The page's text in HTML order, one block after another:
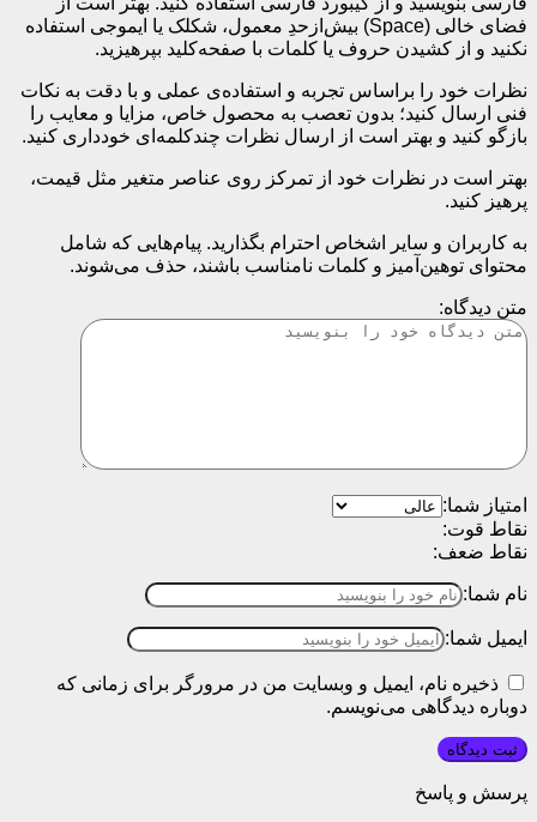
فضای خالی (Space) بیش‌از‌حدِ معمول، شکلک یا ایموجی استفاده
نکنید و از کشیدن حروف یا کلمات با صفحه‌کلید بپرهیزید.
نظرات خود را براساس تجربه و استفاده‌ی عملی و با دقت به نکات
فنی ارسال کنید؛ بدون تعصب به محصول خاص، مزایا و معایب را
بازگو کنید و بهتر است از ارسال نظرات چندکلمه‌‌ای خودداری کنید.
بهتر است در نظرات خود از تمرکز روی عناصر متغیر مثل قیمت،
پرهیز کنید.
به کاربران و سایر اشخاص احترام بگذارید. پیام‌هایی که شامل
محتوای توهین‌آمیز و کلمات نامناسب باشند، حذف می‌شوند.
متن دیدگاه:
امتیاز شما:
نقاط قوت:
نقاط ضعف:
نام شما:
ایمیل شما:
ذخیره نام، ایمیل و وبسایت من در مرورگر برای زمانی که
دوباره دیدگاهی می‌نویسم.
پرسش و پاسخ